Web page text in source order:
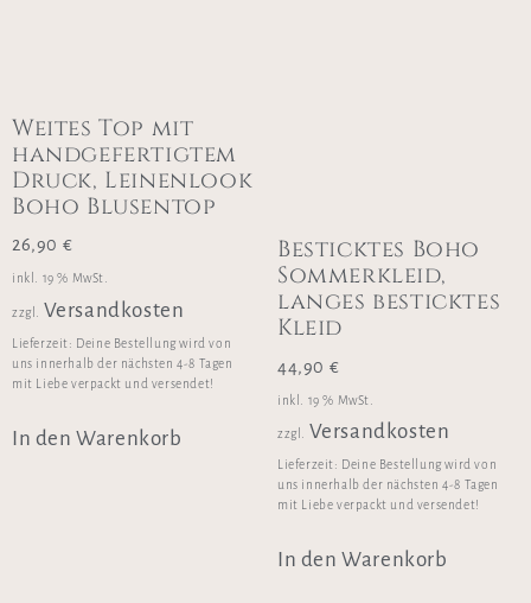
Weites Top mit
handgefertigtem
Druck, Leinenlook
Boho Blusentop
26,90 €
inkl. 19 % MwSt.
zzgl. Versandkosten
Lieferzeit: Deine Bestellung wird von
uns innerhalb der nächsten 4-8 Tagen
mit Liebe verpackt und versendet!
In den Warenkorb
Besticktes Boho
Sommerkleid,
langes besticktes
Kleid
44,90 €
inkl. 19 % MwSt.
zzgl. Versandkosten
Lieferzeit: Deine Bestellung wird von
uns innerhalb der nächsten 4-8 Tagen
mit Liebe verpackt und versendet!
In den Warenkorb